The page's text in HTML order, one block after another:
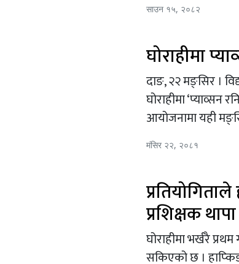
साउन १५, २०८२
घोराहीमा
दाङ, २२ मङ्सिर ।
घोराहीमा ‘प्याव्सन
आयोजनामा यही
मंसिर २२, २०८१
प्रशिक्षक थापा
घोराहीमा भर्खरै
सकिएको छ ।